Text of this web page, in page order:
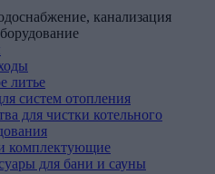
канализация
литье
систем отопления
для чистки котельного
комплектующие
для бани и сауны